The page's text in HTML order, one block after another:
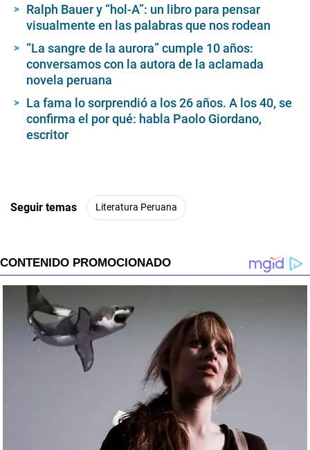
Ralph Bauer y “hol-A”: un libro para pensar
visualmente en las palabras que nos rodean
“La sangre de la aurora” cumple 10 años:
conversamos con la autora de la aclamada
novela peruana
La fama lo sorprendió a los 26 años. A los 40, se
confirma el por qué: habla Paolo Giordano,
escritor
Seguir temas Literatura Peruana